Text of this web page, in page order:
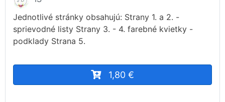
Jednotlivé stránky obsahujú: Strany 1. a 2. -
sprievodné listy Strany 3. - 4. farebné kvietky -
podklady Strana 5.
1,80 €